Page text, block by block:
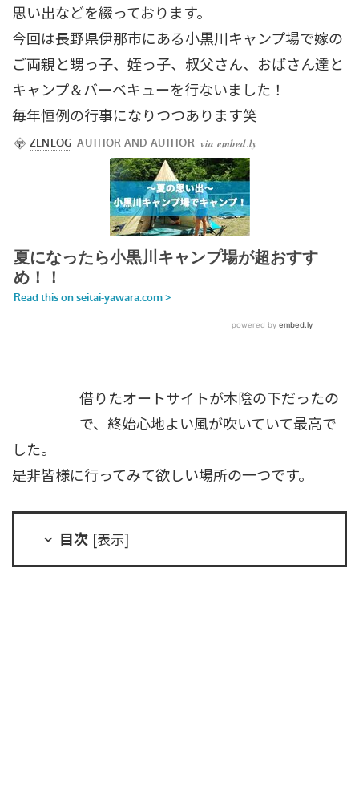
思い出などを綴っております。
今回は長野県伊那市にある小黒川キャンプ場で嫁の
ご両親と甥っ子、姪っ子、叔父さん、おばさん達と
キャンプ＆バーベキューを行ないました！
毎年恒例の行事になりつつあります笑
借りたオートサイトが木陰の下だったの
で、終始心地よい風が吹いていて最高で
した。
是非皆様に行ってみて欲しい場所の一つです。
目次 [表示]